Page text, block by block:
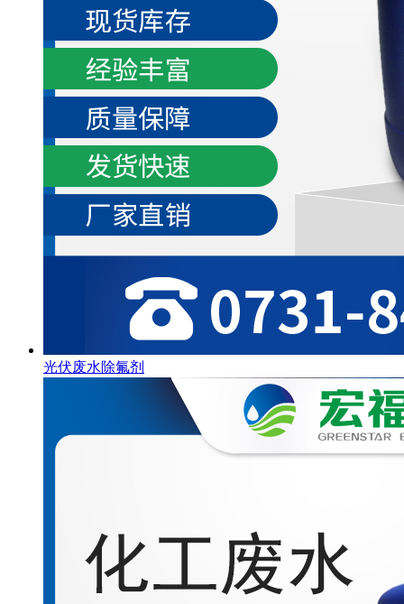
光伏废水除氟剂